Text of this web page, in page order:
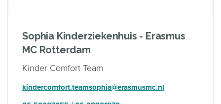
Sophia Kinderziekenhuis - Erasmus
MC Rotterdam
Kinder Comfort Team
kindercomfort.teamsophia@erasmusmc.nl